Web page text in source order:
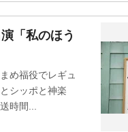
「私のほう
め福役でレギュ
シッポと神楽
時間...